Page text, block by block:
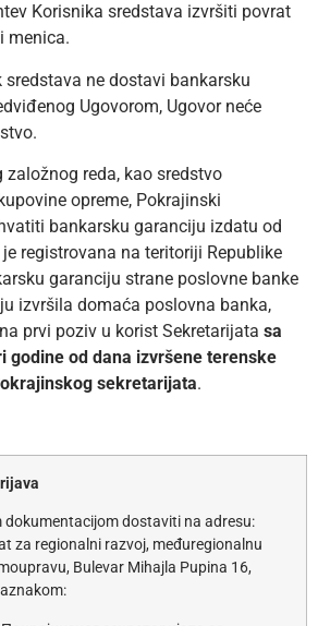
Korisnika sredstava izvršiti povrat
menica.
sredstava ne dostavi bankarsku
Ugovorom, Ugovor neće
založnog reda, kao sredstvo
opreme, Pokrajinski
bankarsku garanciju izdatu od
registrovana na teritoriji Republike
garanciju strane poslovne banke
izvršila domaća poslovna banka,
prvi poziv u korist Sekretarijata sa
godine od dana izvršene terenske
sekretarijata.
dokumentacijom dostaviti na adresu:
za regionalni razvoj, međuregionalnu
Bulevar Mihajla Pupina 16,